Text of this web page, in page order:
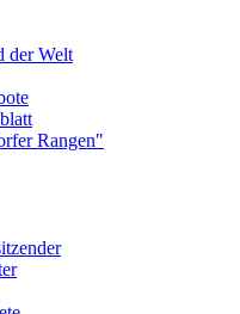
der Welt
Rangen"